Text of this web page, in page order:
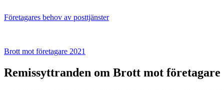
Företagares behov av posttjänster
Brott mot företagare 2021
Remissyttranden om Brott mot företagare